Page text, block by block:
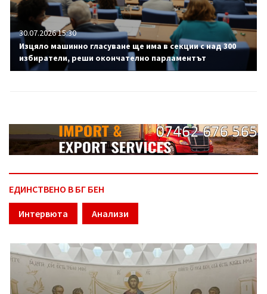
30.07.2026 15:30
Изцяло машинно гласуване ще има в секции с над 300
избиратели, реши окончателно парламентът
ЕДИНСТВЕНО В БГ БЕН
Интервюта Анализи